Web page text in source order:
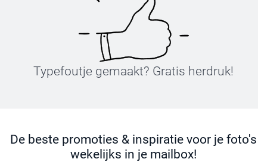
Typefoutje gemaakt? Gratis herdruk!
De beste promoties & inspiratie voor je foto's
wekelijks in je mailbox!